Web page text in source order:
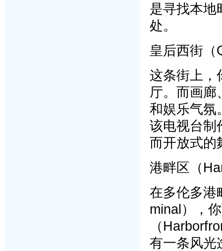
是寻找本地
处。
皇后西街（
这条街上，
厅。而画廊
和娱乐气氛
该电视台制
而开放式的
港畔区（
在多伦多港
minal），
（
有一条风光